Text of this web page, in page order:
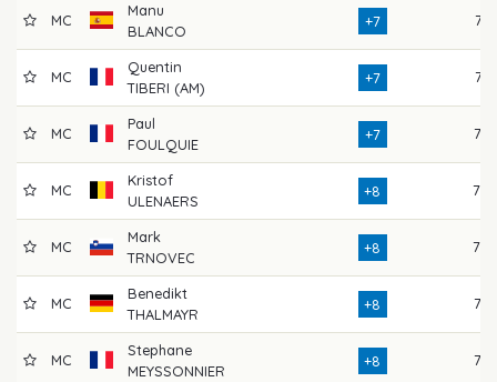
MC
Manu
BLANCO
+7 74
MC
Quentin
TIBERI (AM)
+7 74
MC
Paul
FOULQUIE
+7 75
MC
Kristof
ULENAERS
+8 78
MC
Mark
TRNOVEC
+8 78
MC
Benedikt
THALMAYR
+8 76
MC
Stephane
MEYSSONNIER
+8 75